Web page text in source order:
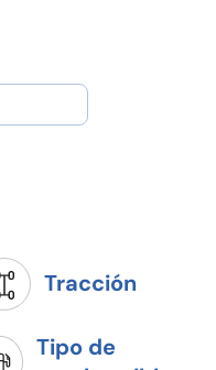
Tracción
Tipo de